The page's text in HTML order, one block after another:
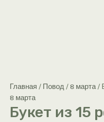
Главная / Повод / 8 марта/
8 марта
Букет из 15